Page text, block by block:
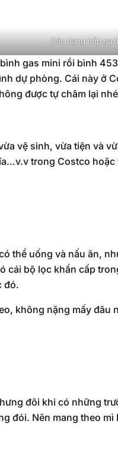
Các dạng bếp ga
gas mini rồi bình
dự phòng. Cái này ở
được tự châm lại
vệ sinh, vừa tiện và
trong Costco
thể uống và nấu ăn,
cái bộ lọc khẩn cấp
đó.
không nặng mấy đâu
đôi khi có những
đói. Nên mang theo mì